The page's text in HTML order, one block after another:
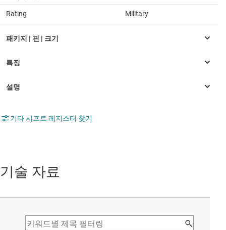
Rating Military
기타 시프트 레지스터 찾기
기술 자료